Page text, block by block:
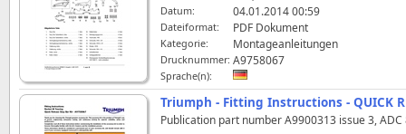
Datum: 04.01.2014 00:59
Dateiformat: PDF Dokument
Kategorie: Montageanleitungen
Drucknummer: A9758067
Sprache(n):
Triumph - Fitting Instructions - QUICK
Publication part number A9900313 issue 3,